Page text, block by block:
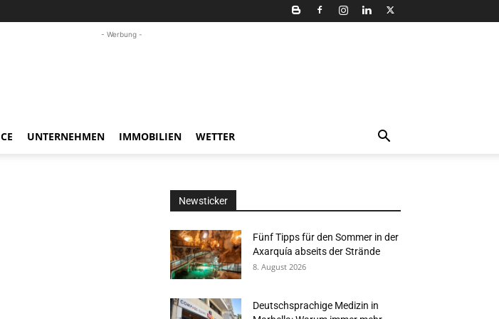
- Werbung -
UNTERNEHMEN IMMOBILIEN WETTER
Newsticker
Fünf Tipps für den Sommer in der
Axarquía abseits der Strände
8. August 2026
Deutschsprachige Medizin in